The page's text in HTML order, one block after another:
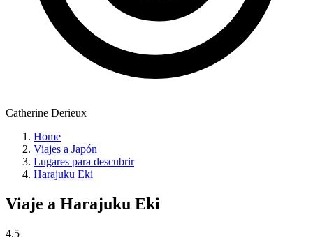
Catherine Derieux
Home
Viajes a Japón
Lugares para descubrir
Harajuku Eki
Viaje a Harajuku Eki
4.5